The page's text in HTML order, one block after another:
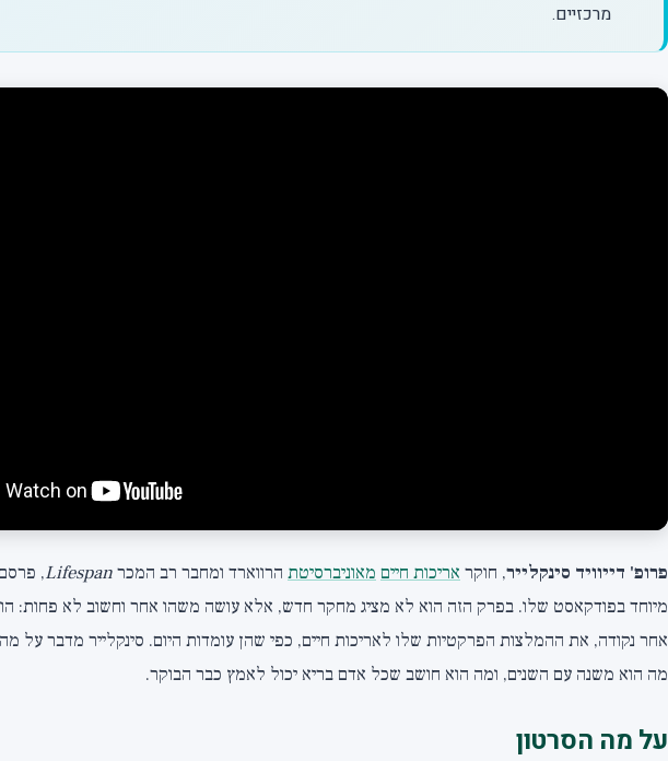
מרכזיים.
פרופ' דייוויד סינקלייר, חוקר אריכות חיים מאוניברסיטת הרווארד ומחבר רב המכרLifespan, פרסם
מיוחד בפודקאסט שלו. בפרק הזה הוא לא מציג מחקר חדש, אלא עושה משהו אחר וחשוב לא פחות:
אחר נקודה, את ההמלצות הפרקטיות שלו לאריכות חיים, כפי שהן עומדות היום. סינקלייר מדבר על
מה הוא משנה עם השנים, ומה הוא חושב שכל אדם בריא יכול לאמץ כבר הבוקר.
על מה הסרטון